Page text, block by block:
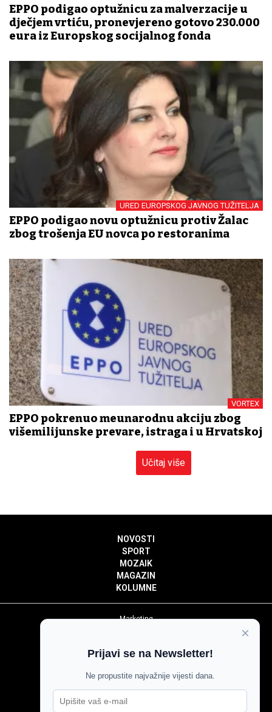
EPPO podigao optužnicu za malverzacije u
dječjem vrtiću, pronevjereno gotovo 230.000
eura iz Europskog socijalnog fonda
URED EUROPSKOG JAVNOG TUŽITELJA
EPPO podigao novu optužnicu protiv Žalac
zbog trošenja EU novca po restoranima
VORTEX
EPPO pokrenuo međunarodnu akciju zbog
višemilijunske prevare, istraga i u Hrvatskoj
Učitaj više
NOVOSTI
SPORT
MOZAIK
MAGAZIN
KOLUMNE
Marketing
Impressum
Pravila komentiranja
Agroglas
×
Prijavi se na Newsletter!
Ne propustite najvažnije vijesti dana.